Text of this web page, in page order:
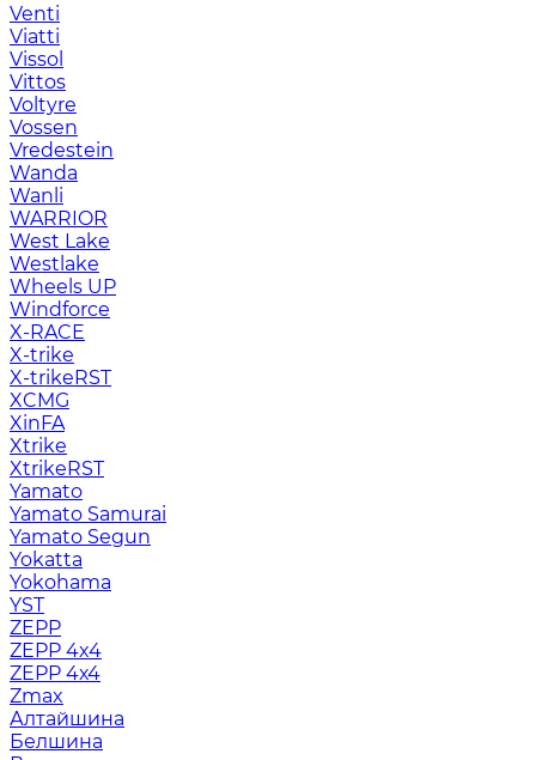
Venti
Viatti
Vissol
Vittos
Voltyre
Vossen
Vredestein
Wanda
Wanli
WARRIOR
West Lake
Westlake
Wheels UP
Windforce
X-RACE
X-trike
X-trikeRST
XCMG
XinFA
Xtrike
XtrikeRST
Yamato
Yamato Samurai
Yamato Segun
Yokatta
Yokohama
YST
ZEPP
ZEPP 4x4
ZEPP 4х4
Zmax
Алтайшина
Белшина